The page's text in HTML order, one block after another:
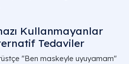
Kullanmayanlar
Tedaviler
"Ben maskeyle uyuyamam"